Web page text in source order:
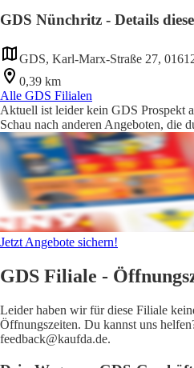
GDS Nünchritz - Details
GDS, Karl-Marx-Straße 27,
0,39 km
Alle GDS Filialen
Aktuell ist leider kein GDS Prospekt
Schau nach anderen Angeboten, die
Jetzt Angebote sichern!
GDS Filiale -
Leider haben wir für diese Filiale
Öffnungszeiten. Du kannst uns
feedback@kaufda.de.